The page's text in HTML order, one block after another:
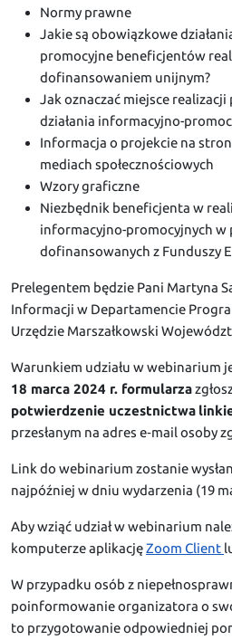
Normy prawne
Jakie są obowiązkowe
promocyjne beneficjentów
dofinansowaniem unijnym?
Jak oznaczać miejsce
działania informacyjno-
Informacja o projekcie na
mediach społecznościowych
Wzory graficzne
Niezbędnik beneficjenta w
informacyjno-promocyjnych w
dofinansowanych z Funduszy
Prelegentem będzie Pani Martyna
Informacji w Departamencie
Urzędzie Marszałkowski
Warunkiem udziału w webinarium
18 marca 2024 r. formularza
potwierdzenie uczestnictwa
przesłanym na adres e‑mail osoby
Link do webinarium zostanie
najpóźniej w dniu wydarzenia (19
Aby wziąć udział w webinarium
komputerze aplikacjęZoom Client
W przypadku osób z
poinformowanie organizatora o
to przygotowanie odpowiedniej